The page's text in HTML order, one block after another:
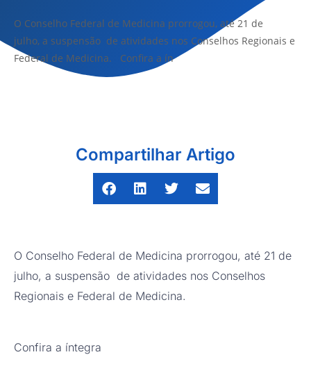
O Conselho Federal de Medicina prorrogou, até 21 de
julho, a suspensão de atividades nos Conselhos Regionais e
Federal de Medicina. Confira a ín
Compartilhar Artigo
O Conselho Federal de Medicina prorrogou, até 21 de
julho, a suspensão de atividades nos Conselhos
Regionais e Federal de Medicina.
Confira a íntegra